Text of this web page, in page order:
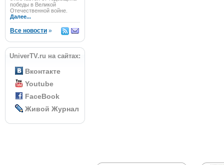
победы в Великой
Отечественной войне.
Далее...
Все новости »
UniverTV.ru на сайтах:
Вконтакте
Youtube
FaceBook
Живой Журнал